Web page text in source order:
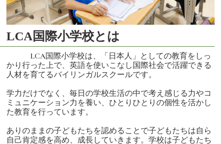
LCA国際小学校とは
LCA国際小学校は、「日本人」としての教育をしっ
かり行った上で、英語を使いこなし国際社会で活躍できる
人材を育てるバイリンガルスクールです。
学力だけでなく、毎日の学校生活の中で考え感じる力やコ
ミュニケーション力を養い、ひとりひとりの個性を活かし
た教育を行っています。
ありのままの子どもたちを認めることで子どもたちは自ら
自己肯定感を高め、成長していきます。学校は子どもたち